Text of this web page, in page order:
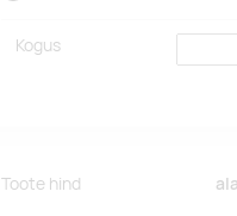
Kogus
Toote hind